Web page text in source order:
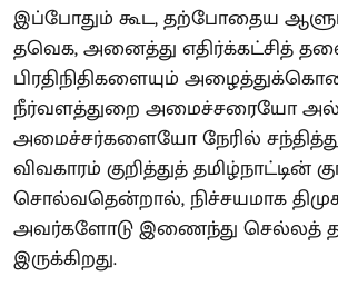
இப்போதும் கூட, தற்போதைய
தவெக, அனைத்து எதிர்க்கட்சித்
பிரதிநிதிகளையும்
நீர்வளத்துறை அமைச்சரையோ
அமைச்சர்களையோ நேரில் சந்தித்து
விவகாரம் குறித்துத் தமிழ்நாட்டின்
சொல்வதென்றால், நிச்சயமாக
அவர்களோடு இணைந்து செல்லத்
இருக்கிறது.